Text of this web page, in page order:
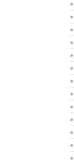
»
»
»
»
»
»
»
»
»
»
»
»
»